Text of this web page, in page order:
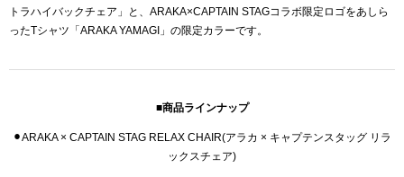
トラハイバックチェア」と、ARAKA×CAPTAIN STAGコラボ限定ロゴをあしら
ったTシャツ「ARAKA YAMAGI」の限定カラーです。
■商品ラインナップ
⚫︎ARAKA × CAPTAIN STAG RELAX CHAIR(アラカ × キャプテンスタッグ リラ
ックスチェア)